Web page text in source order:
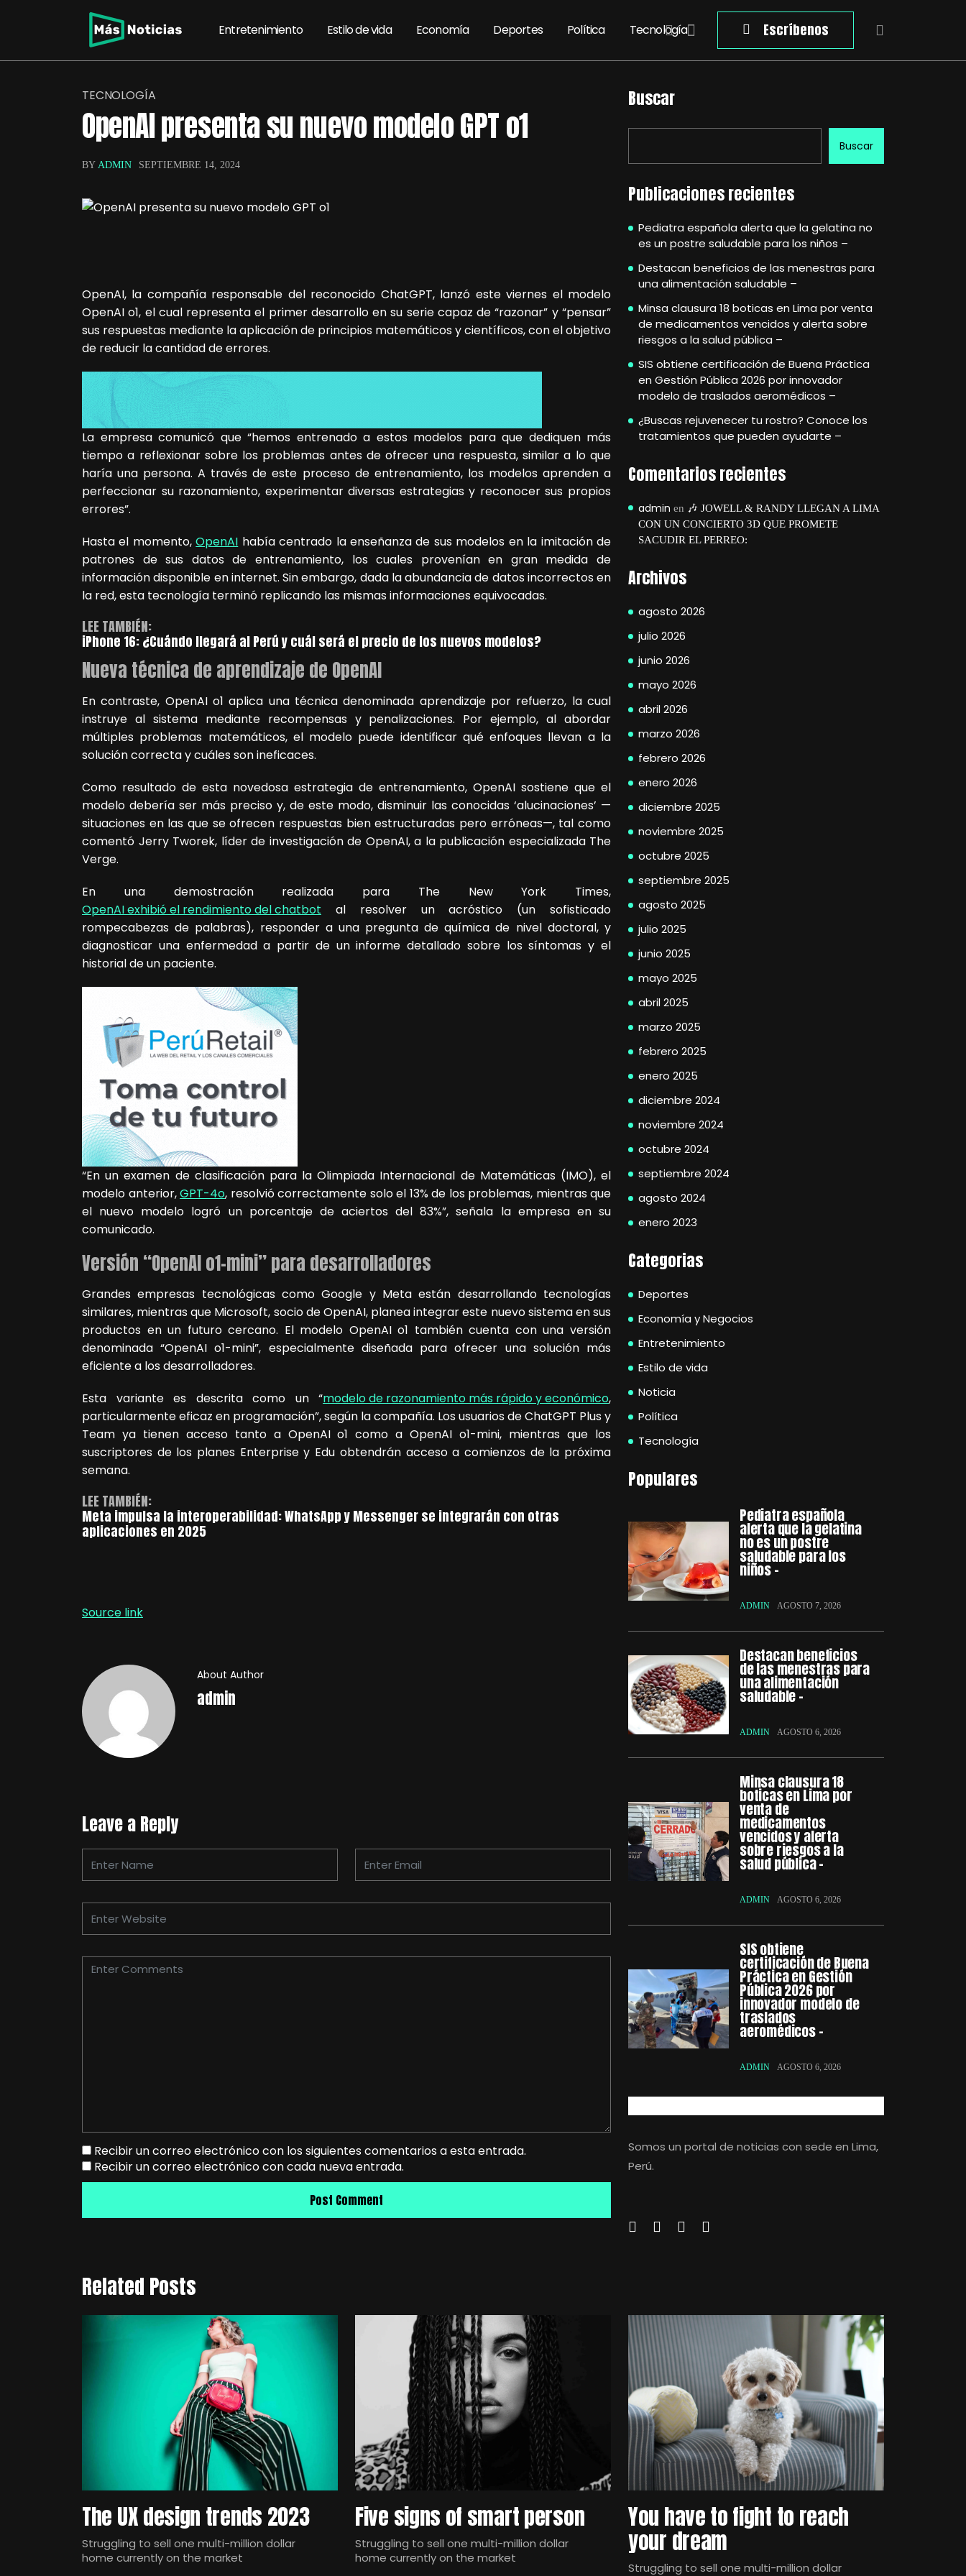
Entretenimiento Estilo de vida Economía Deportes Política Tecnología Escríbenos
TECNOLOGÍA
OpenAI presenta su nuevo modelo GPT o1
BY ADMIN SEPTIEMBRE 14, 2024
OpenAI, la compañía responsable del reconocido ChatGPT, lanzó este viernes el modelo
OpenAI o1, el cual representa el primer desarrollo en su serie capaz de “razonar” y “pensar”
sus respuestas mediante la aplicación de principios matemáticos y científicos, con el objetivo
de reducir la cantidad de errores.
La empresa comunicó que “hemos entrenado a estos modelos para que dediquen más
tiempo a reflexionar sobre los problemas antes de ofrecer una respuesta, similar a lo que
haría una persona. A través de este proceso de entrenamiento, los modelos aprenden a
perfeccionar su razonamiento, experimentar diversas estrategias y reconocer sus propios
errores”.
Hasta el momento,OpenAI había centrado la enseñanza de sus modelos en la imitación de
patrones de sus datos de entrenamiento, los cuales provenían en gran medida de
información disponible en internet. Sin embargo, dada la abundancia de datos incorrectos en
la red, esta tecnología terminó replicando las mismas informaciones equivocadas.
LEE TAMBIÉN:
iPhone 16: ¿Cuándo llegará al Perú y cuál será el precio de los nuevos modelos?
Nueva técnica de aprendizaje de OpenAI
En contraste, OpenAI o1 aplica una técnica denominada aprendizaje por refuerzo, la cual
instruye al sistema mediante recompensas y penalizaciones. Por ejemplo, al abordar
múltiples problemas matemáticos, el modelo puede identificar qué enfoques llevan a la
solución correcta y cuáles son ineficaces.
Como resultado de esta novedosa estrategia de entrenamiento, OpenAI sostiene que el
modelo debería ser más preciso y, de este modo, disminuir las conocidas ‘alucinaciones’ —
situaciones en las que se ofrecen respuestas bien estructuradas pero erróneas—, tal como
comentó Jerry Tworek, líder de investigación de OpenAI, a la publicación especializada The
Verge.
En una demostración realizada para The New York Times,
OpenAI exhibió el rendimiento del chatbot al resolver un acróstico (un sofisticado
rompecabezas de palabras), responder a una pregunta de química de nivel doctoral, y
diagnosticar una enfermedad a partir de un informe detallado sobre los síntomas y el
historial de un paciente.
“En un examen de clasificación para la Olimpiada Internacional de Matemáticas (IMO), el
modelo anterior,GPT-4o, resolvió correctamente solo el 13% de los problemas, mientras que
el nuevo modelo logró un porcentaje de aciertos del 83%”, señala la empresa en su
comunicado.
Versión “OpenAI o1-mini” para desarrolladores
Grandes empresas tecnológicas como Google y Meta están desarrollando tecnologías
similares, mientras que Microsoft, socio de OpenAI, planea integrar este nuevo sistema en sus
productos en un futuro cercano. El modelo OpenAI o1 también cuenta con una versión
denominada “OpenAI o1-mini”, especialmente diseñada para ofrecer una solución más
eficiente a los desarrolladores.
Esta variante es descrita como un “modelo de razonamiento más rápido y económico,
particularmente eficaz en programación”, según la compañía. Los usuarios de ChatGPT Plus y
Team ya tienen acceso tanto a OpenAI o1 como a OpenAI o1-mini, mientras que los
suscriptores de los planes Enterprise y Edu obtendrán acceso a comienzos de la próxima
semana.
LEE TAMBIÉN:
Meta impulsa la interoperabilidad: WhatsApp y Messenger se integrarán con otras
aplicaciones en 2025
Source link
About Author
admin
Leave a Reply
Recibir un correo electrónico con los siguientes comentarios a esta entrada.
Recibir un correo electrónico con cada nueva entrada.
Buscar
Buscar
Publicaciones recientes
Pediatra española alerta que la gelatina no
es un postre saludable para los niños –
Destacan beneficios de las menestras para
una alimentación saludable –
Minsa clausura 18 boticas en Lima por venta
de medicamentos vencidos y alerta sobre
riesgos a la salud pública –
SIS obtiene certificación de Buena Práctica
en Gestión Pública 2026 por innovador
modelo de traslados aeromédicos –
¿Buscas rejuvenecer tu rostro? Conoce los
tratamientos que pueden ayudarte –
Comentarios recientes
admin en 🎶 JOWELL & RANDY LLEGAN A LIMA
CON UN CONCIERTO 3D QUE PROMETE
SACUDIR EL PERREO:
Archivos
agosto 2026
julio 2026
junio 2026
mayo 2026
abril 2026
marzo 2026
febrero 2026
enero 2026
diciembre 2025
noviembre 2025
octubre 2025
septiembre 2025
agosto 2025
julio 2025
junio 2025
mayo 2025
abril 2025
marzo 2025
febrero 2025
enero 2025
diciembre 2024
noviembre 2024
octubre 2024
septiembre 2024
agosto 2024
enero 2023
Categorias
Deportes
Economía y Negocios
Entretenimiento
Estilo de vida
Noticia
Política
Tecnología
Populares
Pediatra española
alerta que la gelatina
no es un postre
saludable para los
niños –
ADMIN AGOSTO 7, 2026
Destacan beneficios
de las menestras para
una alimentación
saludable –
ADMIN AGOSTO 6, 2026
Minsa clausura 18
boticas en Lima por
venta de
medicamentos
vencidos y alerta
sobre riesgos a la
salud pública –
ADMIN AGOSTO 6, 2026
SIS obtiene
certificación de Buena
Práctica en Gestión
Pública 2026 por
innovador modelo de
traslados
aeromédicos –
ADMIN AGOSTO 6, 2026
Somos un portal de noticias con sede en Lima,
Perú.
Related Posts
The UX design trends 2023
Struggling to sell one multi-million dollar
home currently on the market
Five signs of smart person
Struggling to sell one multi-million dollar
home currently on the market
You have to fight to reach
your dream
Struggling to sell one multi-million dollar